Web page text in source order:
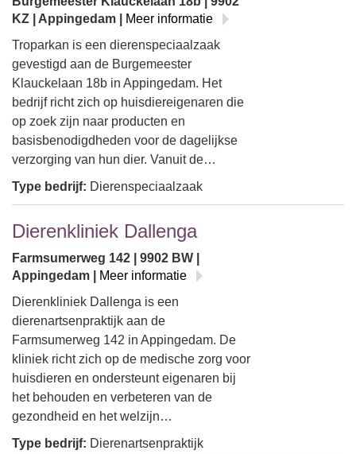
KZ | Appingedam |
Meer informatie
Troparkan is een dierenspeciaalzaak
gevestigd aan de Burgemeester
Klauckelaan 18b in Appingedam. Het
bedrijf richt zich op huisdiereigenaren die
op zoek zijn naar producten en
basisbenodigdheden voor de dagelijkse
verzorging van hun dier. Vanuit de…
Type bedrijf: Dierenspeciaalzaak
Dierenkliniek Dallenga
Farmsumerweg 142 | 9902 BW |
Appingedam |
Meer informatie
Dierenkliniek Dallenga is een
dierenartsenpraktijk aan de
Farmsumerweg 142 in Appingedam. De
kliniek richt zich op de medische zorg voor
huisdieren en ondersteunt eigenaren bij
het behouden en verbeteren van de
gezondheid en het welzijn…
Type bedrijf: Dierenartsenpraktijk